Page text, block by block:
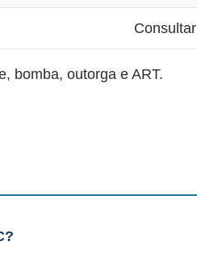
Consultar
bomba, outorga e ART.